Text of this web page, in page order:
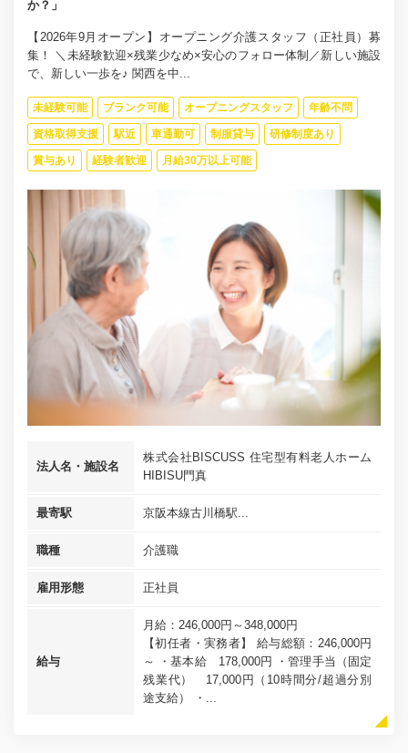
か？」
【2026年9月オープン】オープニング介護スタッフ（正社員）募
集！ ＼未経験歓迎×残業少なめ×安心のフォロー体制／新しい施設
で、新しい一歩を♪ 関西を中...
未経験可能 ブランク可能 オープニングスタッフ 年齢不問
資格取得支援 駅近 車通勤可 制服貸与 研修制度あり
賞与あり 経験者歓迎 月給30万以上可能
法人名・施設名
株式会社BISCUSS 住宅型有料老人ホーム
HIBISU門真
最寄駅 京阪本線古川橋駅...
職種 介護職
雇用形態 正社員
給与
月給：246,000円～348,000円
【初任者・実務者】 給与総額：246,000円
～ ・基本給 178,000円 ・管理手当（固定
残業代） 17,000円（10時間分/超過分別
途支給） ・...